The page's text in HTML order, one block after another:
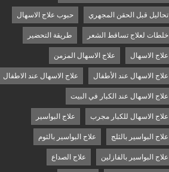
تحاليل قبل الحقن المجهري حبوب علاج الاسهال
خلطات لعلاج تساقط الشعر طريقة التحضير
علاج الاسهال علاج الاسهال المزمن
علاج الاسهال عند الأطفال علاج الاسهال عند الاطفال
علاج الاسهال عند الكبار في البيت
علاج الاسهال للكبار مجرب علاج البواسير
علاج البواسير بالثلج علاج البواسير بالثوم
علاج البواسير بالفازلين علاج الصداع